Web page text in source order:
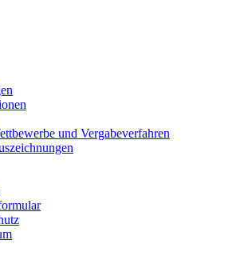
und Vergabeverfahren